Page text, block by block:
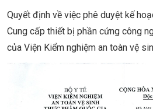
Quyết định về việc phê duyệt kế
Cung cấp thiết bị phần cứng công
của Viện Kiểm nghiệm an toàn vệ